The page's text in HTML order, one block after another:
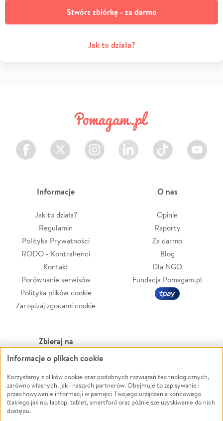
Stwórz zbiórkę - za darmo
Jak to działa?
Facebook Twitter Instagram LinkedIn TikTok Youtube
Informacje
Jak to działa?
Regulamin
Polityka Prywatności
RODO - Kontrahenci
Kontakt
Porównanie serwisów
Polityka plików cookie
Zarządzaj zgodami cookie
O nas
Opinie
Raporty
Za darmo
Blog
Dla NGO
Fundacja Pomagam.pl
Zbieraj na
Leczenie
Zwierzęta
Pożar
Ukraina
Powódź
Wichura
NGO
Informacje o plikach cookie
Korzystamy z plików cookie oraz podobnych rozwiązań technologicznych,
zarówno własnych, jak i naszych partnerów. Obejmuje to zapisywanie i
przechowywanie informacji w pamięci Twojego urządzenia końcowego
(takiego jak np. laptop, tablet, smartfon) oraz późniejsze uzyskiwanie do nich
dostępu.